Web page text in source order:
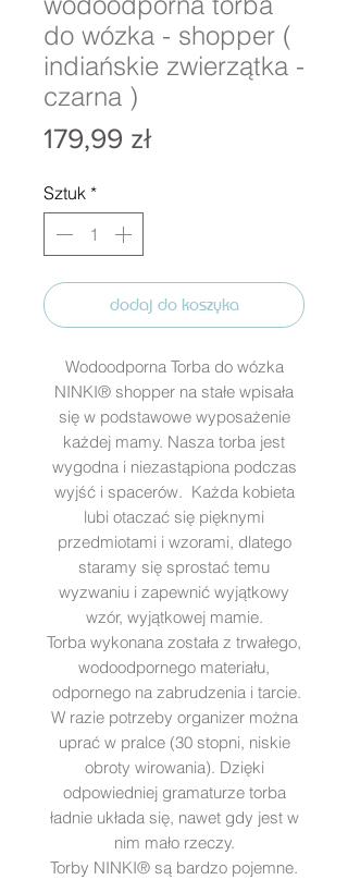
do wózka - shopper (
indiańskie zwierzątka -
czarna )
179,99 złCena
Sztuk *
dodaj do koszyka
Wodoodporna Torba do wózka
NINKI® shopper na stałe wpisała
się w podstawowe wyposażenie
każdej mamy. Nasza torba jest
wygodna i niezastąpiona podczas
wyjść i spacerów. Każda kobieta
lubi otaczać się pięknymi
przedmiotami i wzorami, dlatego
staramy się sprostać temu
wyzwaniu i zapewnić wyjątkowy
wzór, wyjątkowej mamie.
Torba wykonana została z trwałego,
wodoodpornego materiału,
odpornego na zabrudzenia i tarcie.
W razie potrzeby organizer można
uprać w pralce (30 stopni, niskie
obroty wirowania). Dzięki
odpowiedniej gramaturze torba
ładnie układa się, nawet gdy jest w
nim mało rzeczy.
Torby NINKI® są bardzo pojemne.